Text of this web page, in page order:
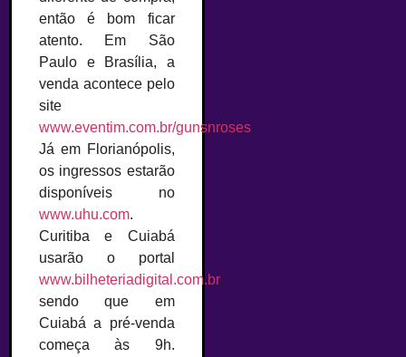
então é bom ficar
atento. Em São
Paulo e Brasília, a
venda acontece pelo
site
www.eventim.com.br/gunsnroses.
Já em Florianópolis,
os ingressos estarão
disponíveis no
www.uhu.com.
Curitiba e Cuiabá
usarão o portal
www.bilheteriadigital.com.br,
sendo que em
Cuiabá a pré-venda
começa às 9h.